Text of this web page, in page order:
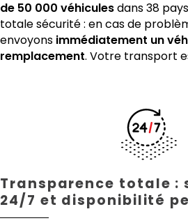
de 50 000 véhiculesdans 38
totale sécurité : en cas de
envoyons immédiatement un
remplacement. Votre transport
Transparence totale :
24/7 et disponibilité